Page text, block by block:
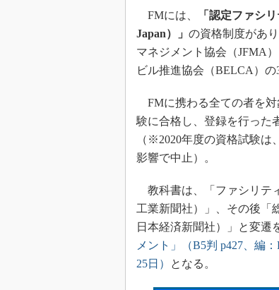
FMには、
「認定ファシ
Japan）」 の資格制度があ
マネジメント協会（JFMA
ビル推進協会（BELCA）の
FMに携わる全ての者を対
験に合格し、登録を行った
（※2020年度の資格試験は
影響で中止）。
教科書は、「ファシリテ
工業新聞社）」、その後「
日本経済新聞社）」と変遷
メント」（B5判 p427、編
25日）
となる。